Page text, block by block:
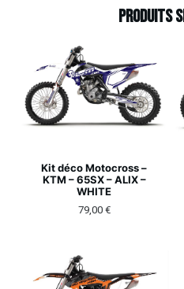
Produits
Kit déco Motocross –
KTM – 65SX – ALIX –
WHITE
79,00 €